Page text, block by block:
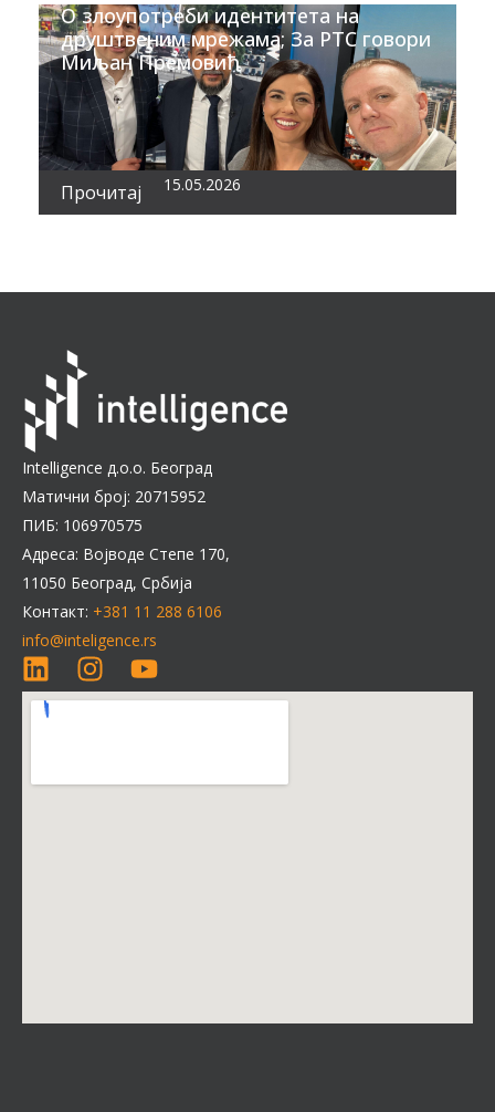
О злоупотреби идентитета на
друштвеним мрежама; За РТС говори
Миљан Премовић
Прочитај 15.05.2026
Intelligence д.о.о. Београд
Матични број: 20715952
ПИБ: 106970575
Адреса: Војводе Степе 170,
11050 Београд, Србија
Контакт: +381 11 288 6106
info@inteligence.rs